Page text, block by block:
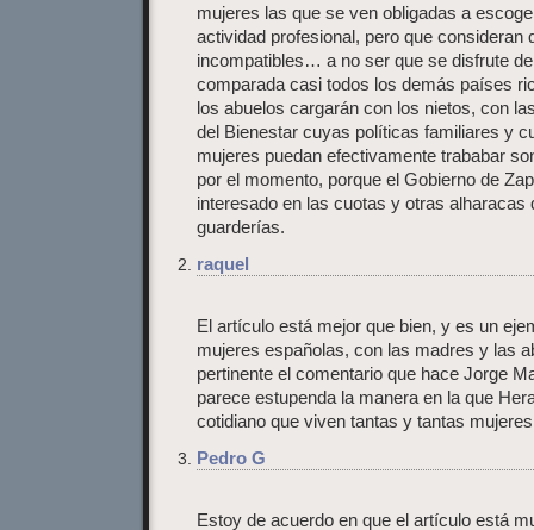
mujeres las que se ven obligadas a
actividad profesional, pero que consideran
incompatibles… a no ser que se disfrute
comparada casi todos los demás países
los abuelos cargarán con los nietos, con
del Bienestar cuyas políticas familiares y
mujeres puedan efectivamente trababar
por el momento, porque el Gobierno de
interesado en las cuotas y otras alharacas
guarderías.
raquel
El artículo está mejor que bien, y es un
mujeres españolas, con las madres y las
pertinente el comentario que hace Jorge
parece estupenda la manera en la que
cotidiano que viven tantas y tantas
Pedro G
Estoy de acuerdo en que el artículo está